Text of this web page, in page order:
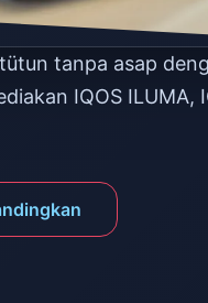
tanpa asap
IQOS ILUMA,